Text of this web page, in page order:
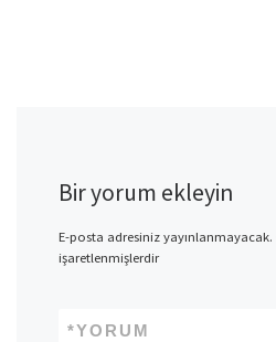
Bir yorum ekleyin
E-posta adresiniz yayınlanmayacak.
işaretlenmişlerdir
YORUM
*